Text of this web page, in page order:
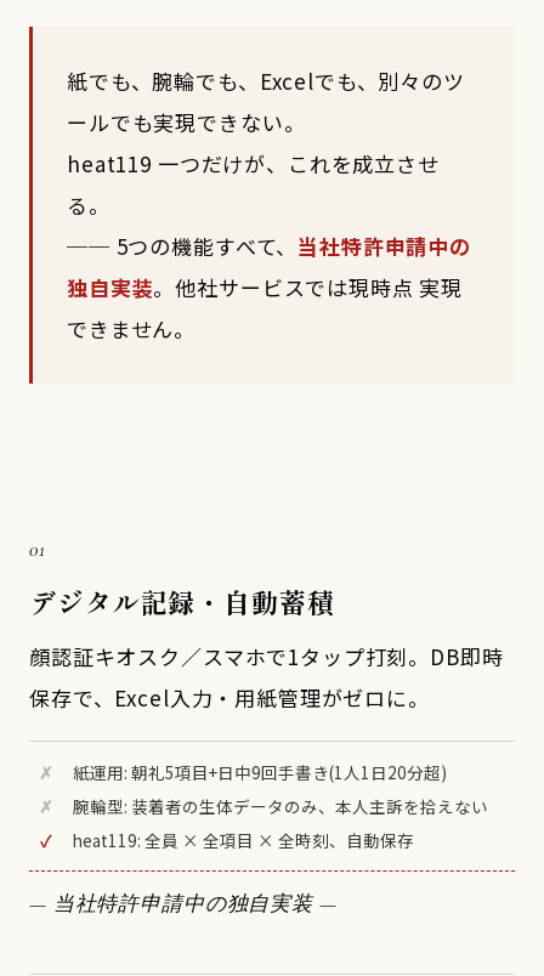
紙でも、腕輪でも、Excelでも、別々のツ
ールでも実現できない。
heat119 一つだけが、これを成立させ
る。
── 5つの機能すべて、 当社特許申請中の
独自実装。他社サービスでは現時点 実現
できません。
01
デジタル記録・自動蓄積
顔認証キオスク／スマホで1タップ打刻。DB即時
保存で、Excel入力・用紙管理がゼロに。
✗
紙運用: 朝礼5項目+日中9回手書き(1人1日20分超)
✗
腕輪型: 装着者の生体データのみ、本人主訴を拾えない
✓
heat119: 全員 × 全項目 × 全時刻、自動保存
— 当社特許申請中の独自実装 —